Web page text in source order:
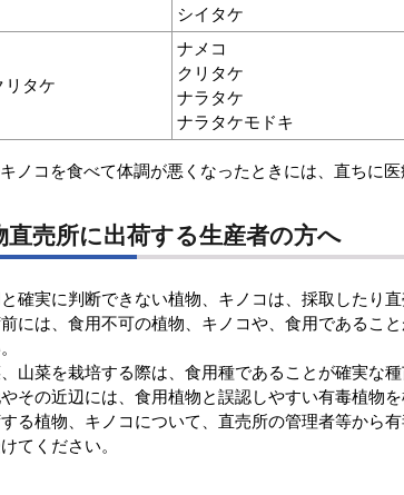
シイタケ
リタケ
ナメコ
クリタケ
ナラタケ
ナラタケモドキ
ノコを食べて体調が悪くなったときには、直ちに医
直売所に出荷する生産者の方へ
確実に判断できない植物、キノコは、採取したり
には、食用不可の植物、キノコや、食用であるこ
山菜を栽培する際は、食用種であることが確実な種
その近辺には、食用植物と誤認しやすい有毒植物
る植物、キノコについて、直売所の管理者等から
てください。